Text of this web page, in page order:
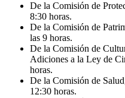
De la Comisión de
8:30 horas.
De la Comisión de
las 9 horas.
De la Comisión de
Adiciones a la Ley de
horas.
De la Comisión de
12:30 horas.